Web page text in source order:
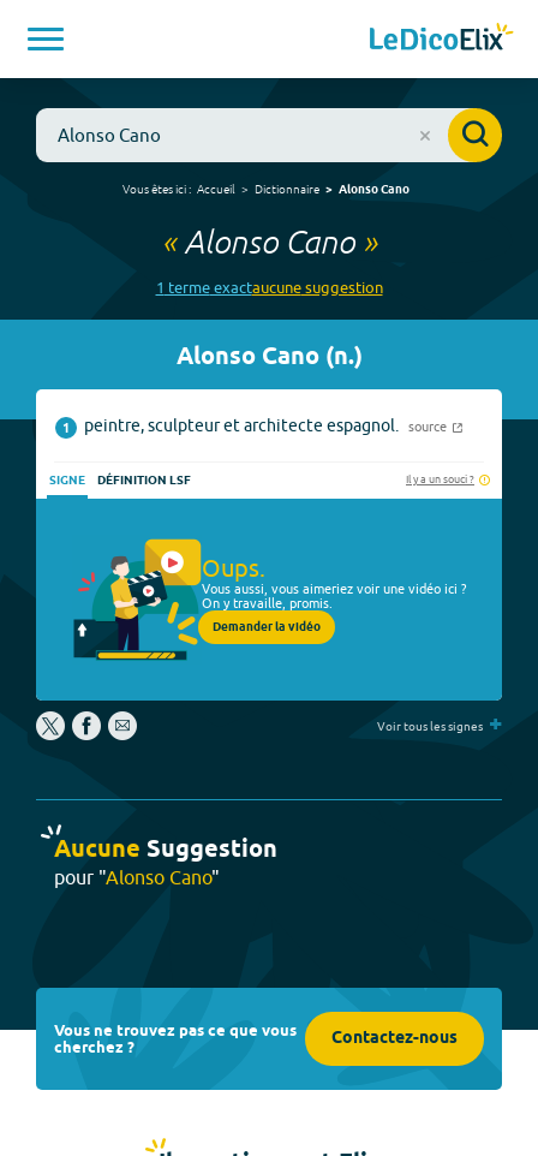
Vous êtes ici : Accueil Dictionnaire Alonso Cano
«Alonso Cano»
1 termeexactaucunesuggestion
Alonso Cano(n.)
1 peintre, sculpteur et architecte espagnol. source
SIGNE DÉFINITION LSF Il y a un souci ?
Oups.
Vous aussi, vous aimeriez voir une vidéo ici ?
On y travaille, promis.
Demander la vidéo
Voir tous les signes +
Aucune Suggestion
pour "Alonso Cano"
Vous ne trouvez pas ce que vous
cherchez ? Contactez-nous